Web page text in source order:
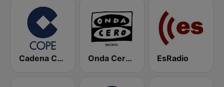
Cadena COPE Onda Cero Madrid EsRadio